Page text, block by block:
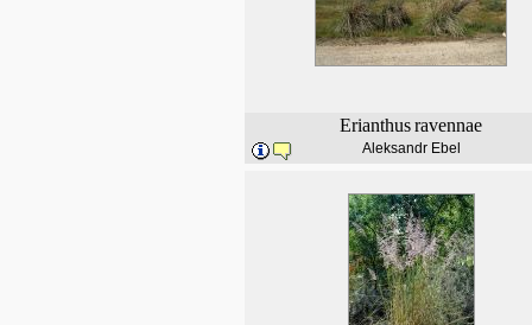
Erianthusravennae
Aleksandr Ebel